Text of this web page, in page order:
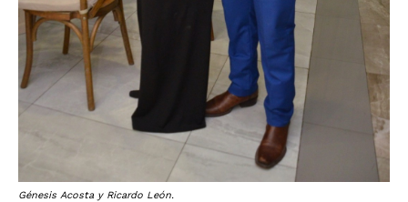
Génesis Acosta y Ricardo León.